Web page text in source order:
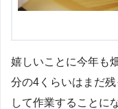
嬉しいことに今年も
分の4くらいはまだ
して作業することに